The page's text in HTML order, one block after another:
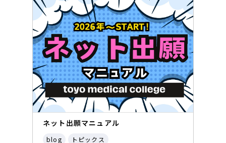
ネット出願マニュアル
blog
トピックス